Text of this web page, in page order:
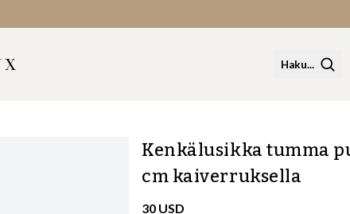
Kenkälusikka tumma
cm kaiverruksella
30 USD